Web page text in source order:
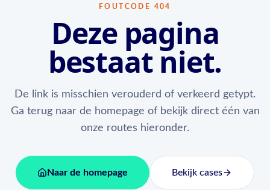
FOUTCODE 404
Deze pagina
bestaat niet.
De link is misschien verouderd of verkeerd getypt.
Ga terug naar de homepage of bekijk direct één van
onze routes hieronder.
Naar de homepage Bekijk cases